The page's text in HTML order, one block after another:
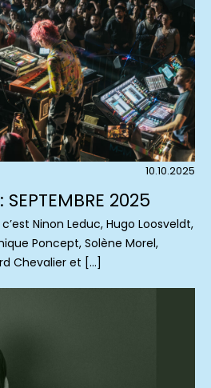
10.10.2025
SEPTEMBRE 2025
Ninon Leduc, Hugo Loosveldt,
Poncept, Solène Morel,
Chevalier et […]